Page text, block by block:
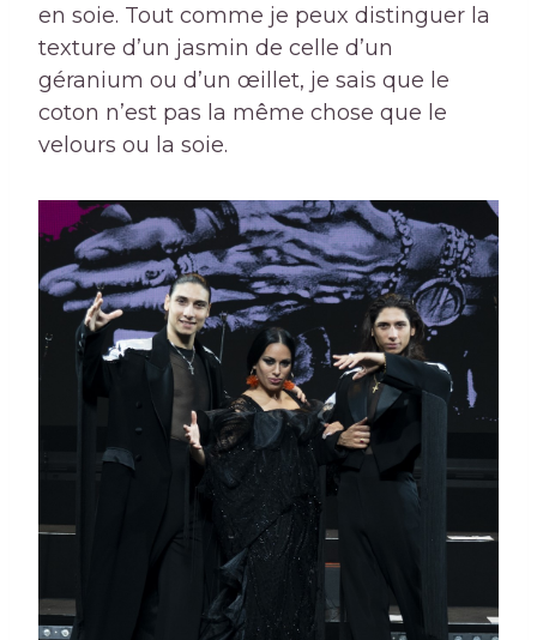
en soie. Tout comme je peux distinguer la
texture d’un jasmin de celle d’un
géranium ou d’un œillet, je sais que le
coton n’est pas la même chose que le
velours ou la soie.